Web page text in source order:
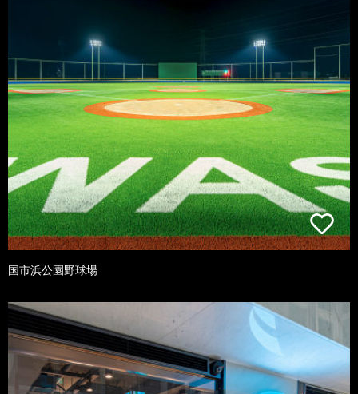
国市浜公園野球場